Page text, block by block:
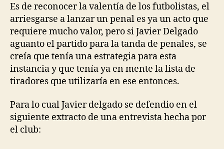
Es de reconocer la valentía de los futbolistas, el
arriesgarse a lanzar un penal es ya un acto que
requiere mucho valor, pero si Javier Delgado
aguanto el partido para la tanda de penales, se
creía que tenía una estrategia para esta
instancia y que tenía ya en mente la lista de
tiradores que utilizaría en ese entonces.
Para lo cual Javier delgado se defendio en el
siguiente extracto de una entrevista hecha por
el club: